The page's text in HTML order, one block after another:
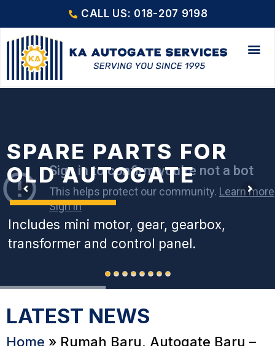
CALL US: 018-207 9198
SPARE PARTS FOR
OLD AUTOGATE
Includes mini motor, gear, gearbox,
transformer and control panel.
LATEST NEWS
Home » Rumah Baru, Autogate Baru –